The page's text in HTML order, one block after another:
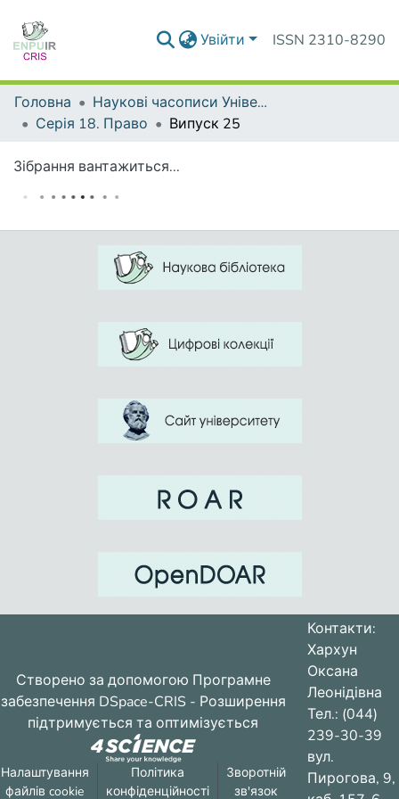
Увійти ISSN 2310-8290
Головна
Наукові часописи Університету
Серія 18. Право
Випуск 25
Зібрання вантажиться...
Створено за допомогою Програмне
забезпечення DSpace-CRIS - Розширення
підтримується та оптимізується
Налаштування
файлів cookie
Політика
конфіденційності
Зворотній
зв'язок
Контакти:
Хархун
Оксана
Леонідівна
Тел.: (044)
239-30-39
вул.
Пирогова, 9,